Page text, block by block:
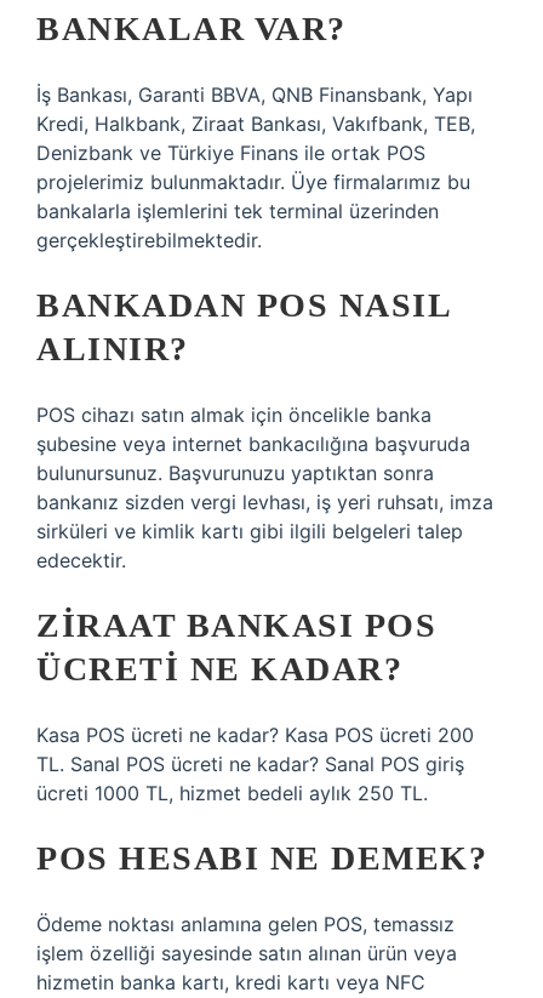
BANKALAR VAR?
İş Bankası, Garanti BBVA, QNB Finansbank, Yapı
Kredi, Halkbank, Ziraat Bankası, Vakıfbank, TEB,
Denizbank ve Türkiye Finans ile ortak POS
projelerimiz bulunmaktadır. Üye firmalarımız bu
bankalarla işlemlerini tek terminal üzerinden
gerçekleştirebilmektedir.
BANKADAN POS NASIL
ALINIR?
POS cihazı satın almak için öncelikle banka
şubesine veya internet bankacılığına başvuruda
bulunursunuz. Başvurunuzu yaptıktan sonra
bankanız sizden vergi levhası, iş yeri ruhsatı, imza
sirküleri ve kimlik kartı gibi ilgili belgeleri talep
edecektir.
ZIRAAT BANKASI POS
ÜCRETI NE KADAR?
Kasa POS ücreti ne kadar? Kasa POS ücreti 200
TL. Sanal POS ücreti ne kadar? Sanal POS giriş
ücreti 1000 TL, hizmet bedeli aylık 250 TL.
POS HESABI NE DEMEK?
Ödeme noktası anlamına gelen POS, temassız
işlem özelliği sayesinde satın alınan ürün veya
hizmetin banka kartı, kredi kartı veya NFC